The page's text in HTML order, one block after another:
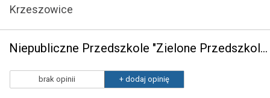
Krzeszowice
Niepubliczne Przedszkole "Zielone Przedszkole" w Nawojowej Górze
brak opinii + dodaj opinię